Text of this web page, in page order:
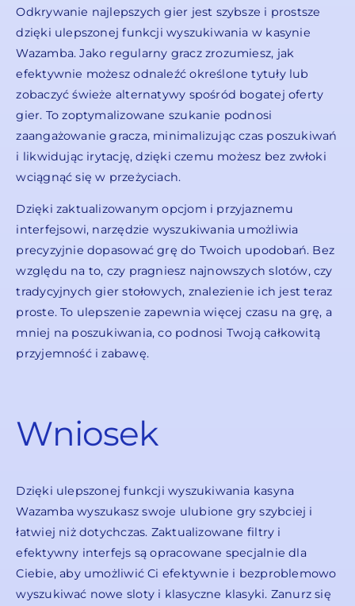
Odkrywanie najlepszych gier jest szybsze i prostsze
dzięki ulepszonej funkcji wyszukiwania w kasynie
Wazamba. Jako regularny gracz zrozumiesz, jak
efektywnie możesz odnaleźć określone tytuły lub
zobaczyć świeże alternatywy spośród bogatej oferty
gier. To zoptymalizowane szukanie podnosi
zaangażowanie gracza, minimalizując czas poszukiwań
i likwidując irytację, dzięki czemu możesz bez zwłoki
wciągnąć się w przeżyciach.
Dzięki zaktualizowanym opcjom i przyjaznemu
interfejsowi, narzędzie wyszukiwania umożliwia
precyzyjnie dopasować grę do Twoich upodobań. Bez
względu na to, czy pragniesz najnowszych slotów, czy
tradycyjnych gier stołowych, znalezienie ich jest teraz
proste. To ulepszenie zapewnia więcej czasu na grę, a
mniej na poszukiwania, co podnosi Twoją całkowitą
przyjemność i zabawę.
Wniosek
Dzięki ulepszonej funkcji wyszukiwania kasyna
Wazamba wyszukasz swoje ulubione gry szybciej i
łatwiej niż dotychczas. Zaktualizowane filtry i
efektywny interfejs są opracowane specjalnie dla
Ciebie, aby umożliwić Ci efektywnie i bezproblemowo
wyszukiwać nowe sloty i klasyczne klasyki. Zanurz się